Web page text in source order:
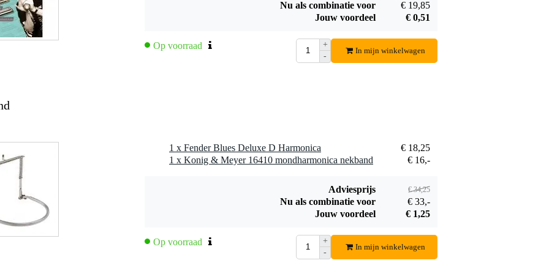
Hohner harmonica
Nu als combinatie voor
€ 19,85
Jouw voordeel
€ 0,51
Op voorraad
+
-
In mijn winkelwagen
1 x Fender Blues Deluxe D Harmonica
€ 18,25
1 x Konig & Meyer 16410 mondharmonica nekband
€ 16,-
Adviesprijs € 34,25
Nu als combinatie voor
€ 33,-
Jouw voordeel
€ 1,25
Op voorraad
+
-
In mijn winkelwagen